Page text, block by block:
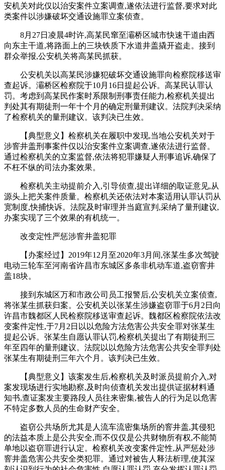
安机关对此仅以治安案件立案调查,遂依法进行监督,要求对此
类案件以涉嫌破坏交通设施罪立案侦查。
8月27日凌晨4时许,高某民窜至灞桥区城市快速干道由西
向东主干道,将路面上的三块铁质下水道井盖撬开盗走。接到
群众举报,公安机关将高某民抓获。
公安机关以高某民涉嫌犯破坏交通设施罪向检察院移送审
查起诉。灞桥区检察院于10月16日提起公诉。高某民认罪认
罚。考虑到高某民作案时系限制刑事责任能力,检察机关提出
判处其有期徒刑一年十个月的确定刑量刑建议。法院判决采纳
了检察机关的量刑建议。该判决已生效。
【典型意义】检察机关在履职中发现,当地公安机关对于
涉窨井盖刑事案件仅以治安案件立案调查,遂依法进行监督。
通过检察机关的立案监督,依法将犯罪嫌疑人刑事追诉,确保了
不枉不纵的司法办案效果。
检察机关主动提前介入,引导侦查,提出详细的取证意见,从
源头上把关案件质量。检察机关还依法对本案适用认罪认罚从
宽制度,快捕快诉。法院及时审理并当庭宣判,采纳了量刑建议,
办案实现了三个效果的有机统一。
改变定性严惩涉窨井盖犯罪
【办案经过】2019年12月至2020年3月间,张某生多次驾驶
电动三轮车至河南省许昌市东城区多条非机动车道,盗窃窨井
盖18块。
接到东城区万和市政公司员工报警后,公安机关立案侦查,
将张某生抓获归案。公安机关以张某生涉嫌盗窃罪于6月2日向
许昌市魏都区人民检察院移送审查起诉。魏都区检察院依法改
变案件定性,于7月2日以以危险方法危害公共安全罪对张某生
提起公诉。张某生自愿认罪认罚,检察机关提出了有期徒刑三
年至四年的量刑建议。法院以以危险方法危害公共安全罪判处
张某生有期徒刑三年六个月。该判决已生效。
【典型意义】该案发生后,检察机关及时派员提前介入,对
案发现场进行实地勘察,及时向侦查机关发出提供证据材料通
知书,查证案发主要路段人员往来密集,被告人的行为足以危害
不特定多数人员的生命财产安全。
盗窃公共场所尤其是人流车流密集场所的窨井盖,其侵犯
的法益本质上是公共安全,而不仅仅是公共财物所有权,不能简
单地以盗窃罪进行认定。检察机关改变案件定性,从严惩处涉
窨井盖危害公共安全类犯罪。通过对被告人释法析理,使其深